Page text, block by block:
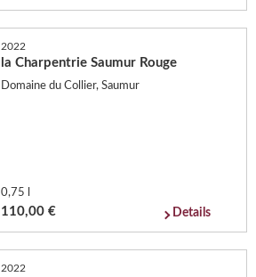
2022
la Charpentrie Saumur Rouge
Domaine du Collier, Saumur
0,75 l
110,00 € Details
2022